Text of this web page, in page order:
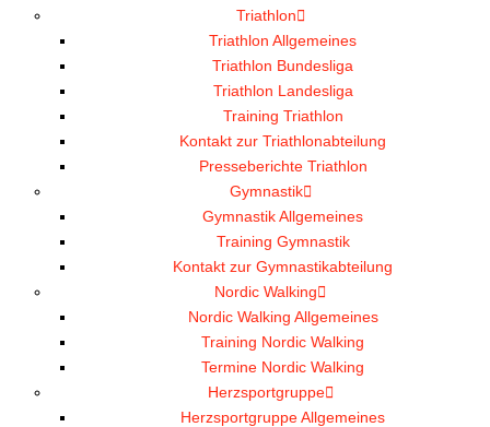
Triathlon
Triathlon Allgemeines
Triathlon Bundesliga
Triathlon Landesliga
Training Triathlon
Kontakt zur Triathlonabteilung
Presseberichte Triathlon
Gymnastik
Gymnastik Allgemeines
Training Gymnastik
Kontakt zur Gymnastikabteilung
Nordic Walking
Nordic Walking Allgemeines
Training Nordic Walking
Termine Nordic Walking
Herzsportgruppe
Herzsportgruppe Allgemeines